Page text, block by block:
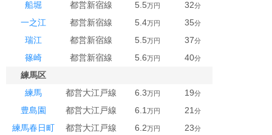
船堀 都営新宿線 5.5万円 32分
一之江 都営新宿線 5.4万円 35分
瑞江 都営新宿線 5.5万円 37分
篠崎 都営新宿線 5.6万円 40分
練馬区
練馬
都営大江戸線 6.3万円 19分
豊島園 都営大江戸線 6.1万円 21分
練馬春日町 都営大江戸線 6.2万円 23分